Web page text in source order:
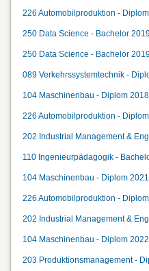
226 Automobilproduktion -
250 Data Science - Bachelor
250 Data Science - Bachelor
089 Verkehrssystemtechnik -
104 Maschinenbau - Diplom
226 Automobilproduktion -
202 Industrial Management &
110 Ingenieurpädagogik -
104 Maschinenbau - Diplom
226 Automobilproduktion -
202 Industrial Management &
104 Maschinenbau - Diplom
203 Produktionsmanagement -